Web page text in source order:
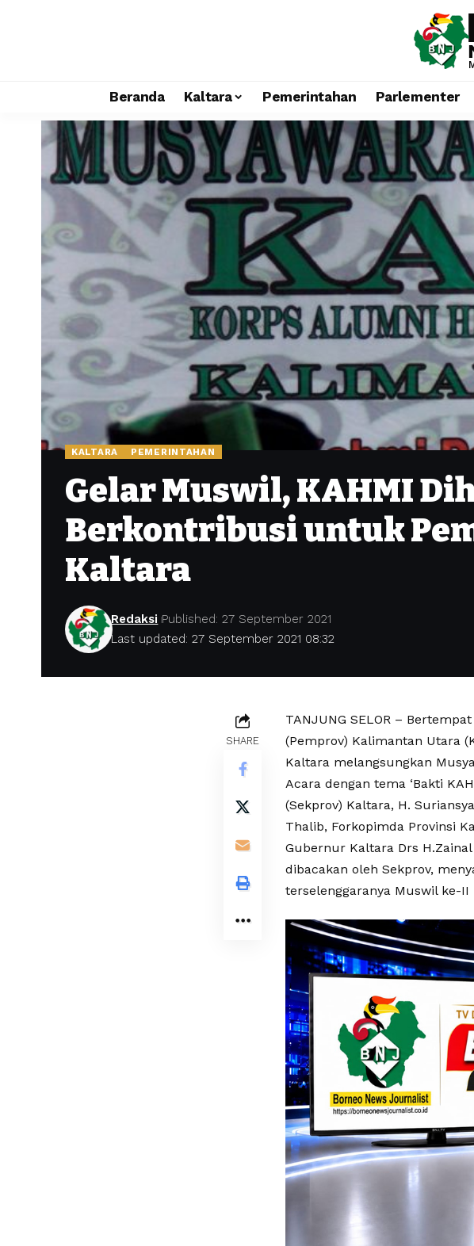
Beranda Kaltara Pemerintahan Parlementer
KALTARA PEMERINTAHAN
Gelar Muswil, KAHMI
Berkontribusi untuk
Kaltara
Last updated: 27 September 2021 08:32
Redaksi Published: 27 September 2021
SHARE
TANJUNG SELOR –
(Pemprov) Kalimantan Utara
Kaltara melangsungkan
Acara dengan tema ‘Bakti
(Sekprov) Kaltara, H.
Thalib, Forkopimda Provinsi
Gubernur Kaltara Drs
dibacakan oleh Sekprov,
terselenggaranya Muswil ke-II